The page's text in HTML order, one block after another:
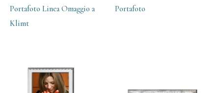
Portafoto Linea Omaggio a
Klimt
Portafoto